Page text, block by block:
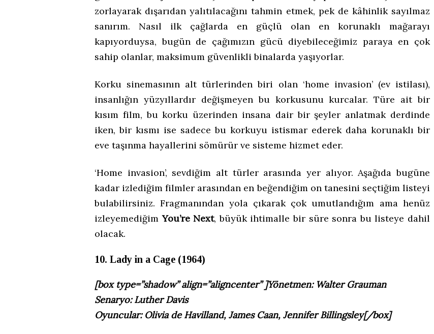
zorlayarak dışarıdan yalıtılacağını tahmin etmek, pek de kâhinlik sayılmaz
sanırım. Nasıl ilk çağlarda en güçlü olan en korunaklı mağarayı
kapıyorduysa, bugün de çağımızın gücü diyebileceğimiz paraya en çok
sahip olanlar, maksimum güvenlikli binalarda yaşıyorlar.
Korku sinemasının alt türlerinden biri olan ‘home invasion’ (ev istilası),
insanlığın yüzyıllardır değişmeyen bu korkusunu kurcalar. Türe ait bir
kısım film, bu korku üzerinden insana dair bir şeyler anlatmak derdinde
iken, bir kısmı ise sadece bu korkuyu istismar ederek daha korunaklı bir
eve taşınma hayallerini sömürür ve sisteme hizmet eder.
‘Home invasion’, sevdiğim alt türler arasında yer alıyor. Aşağıda bugüne
kadar izlediğim filmler arasından en beğendiğim on tanesini seçtiğim listeyi
bulabilirsiniz. Fragmanından yola çıkarak çok umutlandığım ama henüz
izleyemediğimYou’re Next, büyük ihtimalle bir süre sonra bu listeye dahil
olacak.
10. Lady in a Cage (1964)
[box type=”shadow” align=”aligncenter” ]Yönetmen: Walter Grauman
Senaryo: Luther Davis
Oyuncular: Olivia de Havilland, James Caan, Jennifer Billingsley[/box]